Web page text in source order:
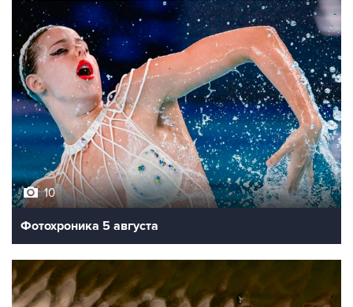
10
Фотохроника 5 августа